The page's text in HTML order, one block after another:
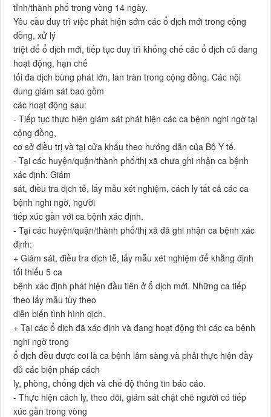
tỉnh/thành phố trong vòng 14 ngày.
Yêu cầu duy trì việc phát hiện sớm các ổ dịch mới trong cộng
đồng, xử lý
triệt để ổ dịch mới, tiếp tục duy trì khống chế các ổ dịch cũ đang
hoạt động, hạn chế
tối đa dịch bùng phát lớn, lan tràn trong cộng đồng. Các nội
dung giám sát bao gồm
các hoạt động sau:
- Tiếp tục thực hiện giám sát phát hiện các ca bệnh nghi ngờ tại
cộng đồng,
cơ sở điều trị và tại cửa khẩu theo hướng dẫn của Bộ Y tế.
- Tại các huyện/quận/thành phố/thị xã chưa ghi nhận ca bệnh
xác định: Giám
sát, điều tra dịch tễ, lấy mẫu xét nghiệm, cách ly tất cả các ca
bệnh nghi ngờ, người
tiếp xúc gần với ca bệnh xác định.
- Tại các huyện/quận/thành phố/thị xã đã ghi nhận ca bệnh xác
định:
+ Giám sát, điều tra dịch tễ, lấy mẫu xét nghiệm để khẳng định
tối thiểu 5 ca
bệnh xác định phát hiện đầu tiên ở ổ dịch mới. Những ca tiếp
theo lấy mẫu tùy theo
diễn biến tình hình dịch.
+ Tại các ổ dịch đã xác định và đang hoạt động thì các ca bệnh
nghi ngờ trong
ổ dịch đều được coi là ca bệnh lâm sàng và phải thực hiện đầy
đủ các biện pháp cách
ly, phòng, chống dịch và chế độ thông tin báo cáo.
- Thực hiện cách ly, theo dõi, giám sát chặt chẽ người có tiếp
xúc gần trong vòng